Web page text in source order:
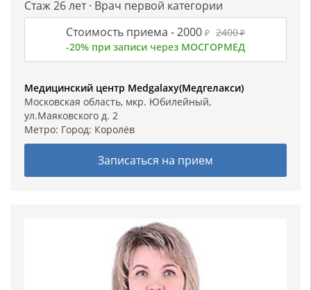
Стаж 26 лет · Врач первой категории
Стоимость приема -2000 ₽ 2400₽
-20% при записи через МОСГОРМЕД
Медицинский центр Medgalaxy(Медгелакси)
Московская область, мкр. Юбилейный,
ул.Маяковского д. 2
Метро: Город: Королёв
Записаться на прием